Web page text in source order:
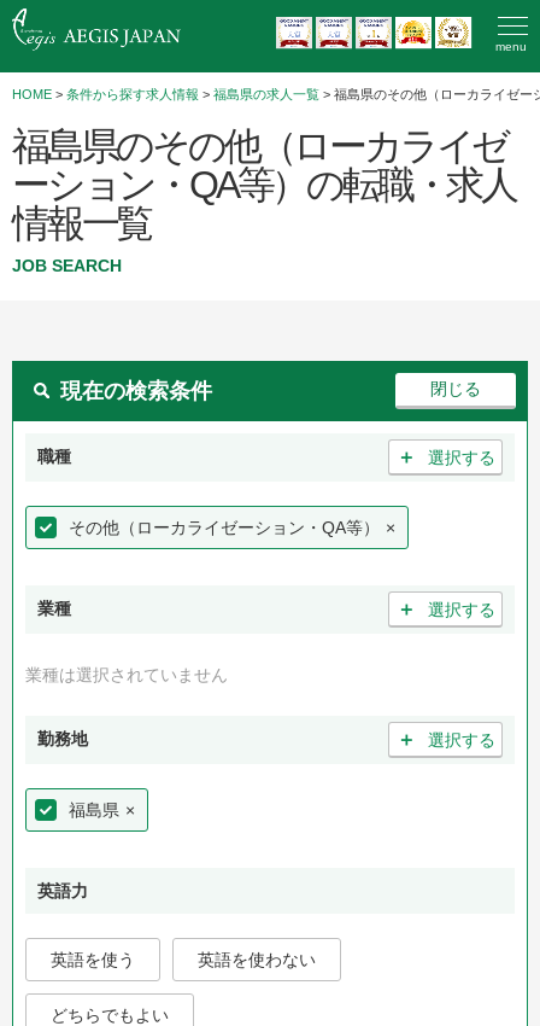
menu
HOME > 条件から探す求人情報 > 福島県の求人一覧 > 福島県のその他（ローカライゼー
福島県のその他（ローカライゼ
ーション・QA等）の転職・求人
情報一覧
JOB SEARCH
現在の検索条件
職種 ＋ 選択する
その他（ローカライゼーション・QA等） ×
業種 ＋ 選択する
業種は選択されていません
勤務地 ＋ 選択する
福島県 ×
英語力
英語を使う 英語を使わない
どちらでもよい